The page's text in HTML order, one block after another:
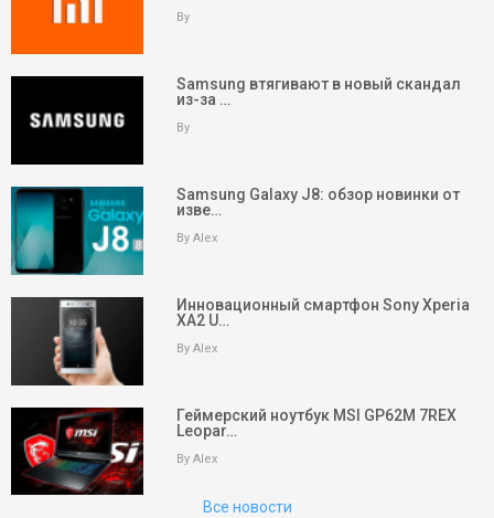
By
Samsung втягивают в новый скандал
из-за …
By
Samsung Galaxy J8: обзор новинки от
изве…
By Alex
Инновационный смартфон Sony Xperia
XA2 U…
By Alex
Геймерский ноутбук MSI GP62M 7REX
Leopar…
By Alex
Все новости